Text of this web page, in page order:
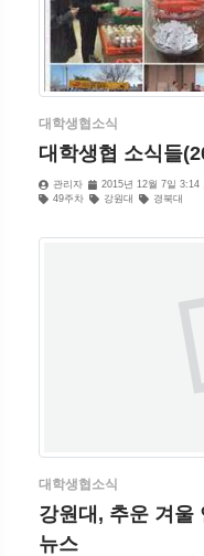
대학생협소식
대학생협 소식들
관리자
2015년 12월 7일 3:14
49주차
강원대 경북대
대학생협소식
강원대, 추운 겨울
뉴스